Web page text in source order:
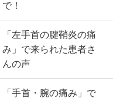
で！
「左手首の腱鞘炎の痛
み」で来られた患者さ
んの声
「手首・腕の痛み」で